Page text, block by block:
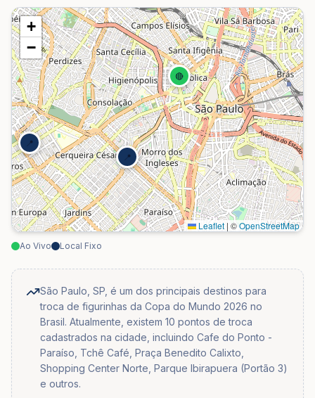
📍
🔴
📍
🔴
+
−
Leaflet | ©OpenStreetMap
Ao Vivo Local Fixo
São Paulo, SP, é um dos principais destinos para
troca de figurinhas da Copa do Mundo 2026 no
Brasil. Atualmente, existem 10 pontos de troca
cadastrados na cidade, incluindo Cafe do Ponto -
Paraíso, Tchê Café, Praça Benedito Calixto,
Shopping Center Norte, Parque Ibirapuera (Portão 3)
e outros.